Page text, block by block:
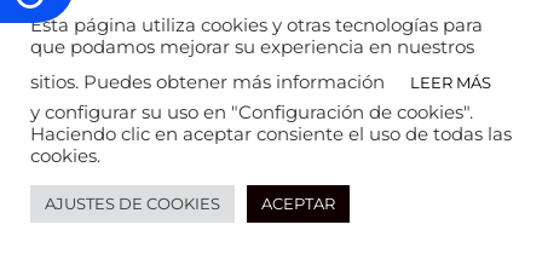
Esta página utiliza cookies y otras tecnologías para
que podamos mejorar su experiencia en nuestros
sitios. Puedes obtener más información
LEER MÁS
y configurar su uso en "Configuración de cookies".
Haciendo clic en aceptar consiente el uso de todas las
cookies.
AJUSTES DE COOKIES ACEPTAR